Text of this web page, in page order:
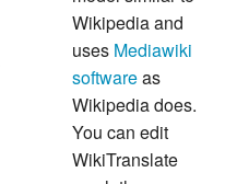
Wikipedia and
uses Mediawiki
softwareas
Wikipedia does.
You can edit
WikiTranslate